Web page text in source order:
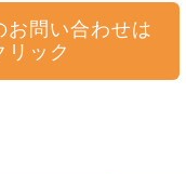
お問い合わせは
リック